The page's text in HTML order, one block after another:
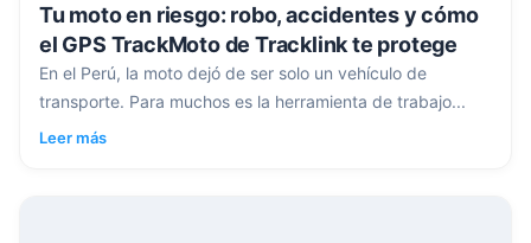
Tu moto en riesgo: robo, accidentes y cómo
el GPS TrackMoto de Tracklink te protege
En el Perú, la moto dejó de ser solo un vehículo de
transporte. Para muchos es la herramienta de trabajo...
Leer más